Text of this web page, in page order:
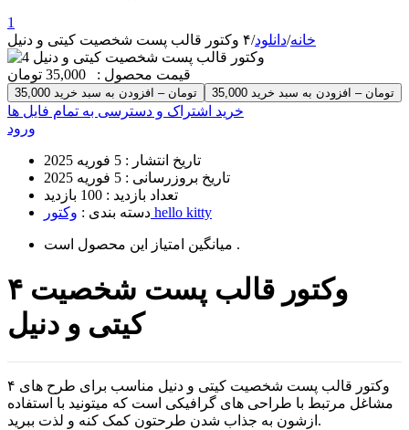
1
خانه/دانلود/۴ وکتور قالب پست شخصیت کیتی و دنیل
قیمت محصول : 35,000 تومان
35,000 تومان – افزودن به سبد خرید
خرید اشتراک و دسترسی به تمام فایل ها
ورود
تاریخ انتشار : 5 فوریه 2025
تاریخ بروزرسانی : 5 فوریه 2025
تعداد بازدید : 100 بازدید
دسته بندی : وکتور hello kitty
میانگین امتیاز این محصول است .
۴ وکتور قالب پست شخصیت
کیتی و دنیل
۴ وکتور قالب پست شخصیت کیتی و دنیل مناسب برای طرح های
مشاغل مرتبط با طراحی های گرافیکی است که میتونید با استفاده
ازشون به جذاب شدن طرحتون کمک کنه و لذت ببرید.